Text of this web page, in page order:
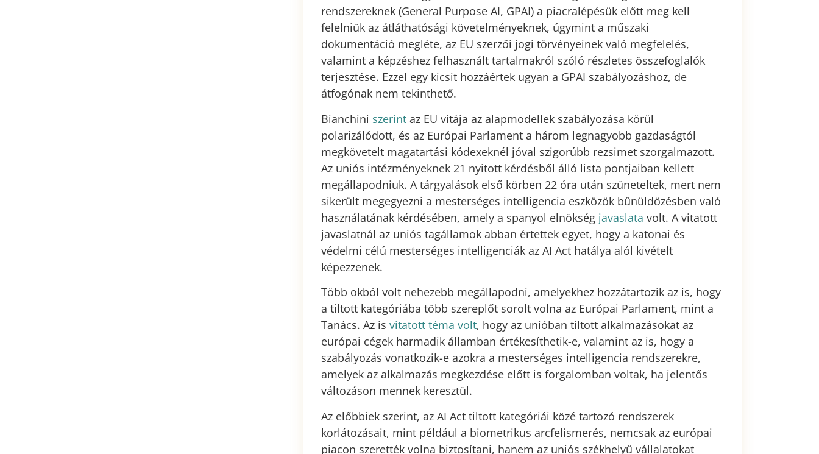
rendszereknek (General Purpose AI, GPAI) a piacralépésük előtt meg kell
felelniük az átláthatósági követelményeknek, úgymint a műszaki
dokumentáció megléte, az EU szerzői jogi törvényeinek való megfelelés,
valamint a képzéshez felhasznált tartalmakról szóló részletes összefoglalók
terjesztése. Ezzel egy kicsit hozzáértek ugyan a GPAI szabályozáshoz, de
átfogónak nem tekinthető.
Bianchini szerintaz EU vitája az alapmodellek szabályozása körül
polarizálódott, és az Európai Parlament a három legnagyobb gazdaságtól
megkövetelt magatartási kódexeknél jóval szigorúbb rezsimet szorgalmazott.
Az uniós intézményeknek 21 nyitott kérdésből álló lista pontjaiban kellett
megállapodniuk. A tárgyalások első körben 22 óra után szüneteltek, mert nem
sikerült megegyezni a mesterséges intelligencia eszközök bűnüldözésben való
használatának kérdésében, amely a spanyol elnökség javaslata volt. A vitatott
javaslatnál az uniós tagállamok abban értettek egyet, hogy a katonai és
védelmi célú mesterséges intelligenciák az AI Act hatálya alól kivételt
képezzenek.
Több okból volt nehezebb megállapodni, amelyekhez hozzátartozik az is, hogy
a tiltott kategóriába több szereplőt sorolt volna az Európai Parlament, mint a
Tanács. Az is vitatott téma volt, hogy az unióban tiltott alkalmazásokat az
európai cégek harmadik államban értékesíthetik-e, valamint az is, hogy a
szabályozás vonatkozik-e azokra a mesterséges intelligencia rendszerekre,
amelyek az alkalmazás megkezdése előtt is forgalomban voltak, ha jelentős
változáson mennek keresztül.
Az előbbiek szerint, az AI Act tiltott kategóriái közé tartozó rendszerek
korlátozásait, mint például a biometrikus arcfelismerés, nemcsak az európai
piacon szerették volna biztosítani, hanem az uniós székhelyű vállalatokat